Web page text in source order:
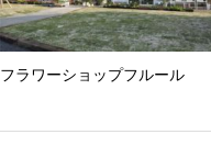
フラワーショップフルール